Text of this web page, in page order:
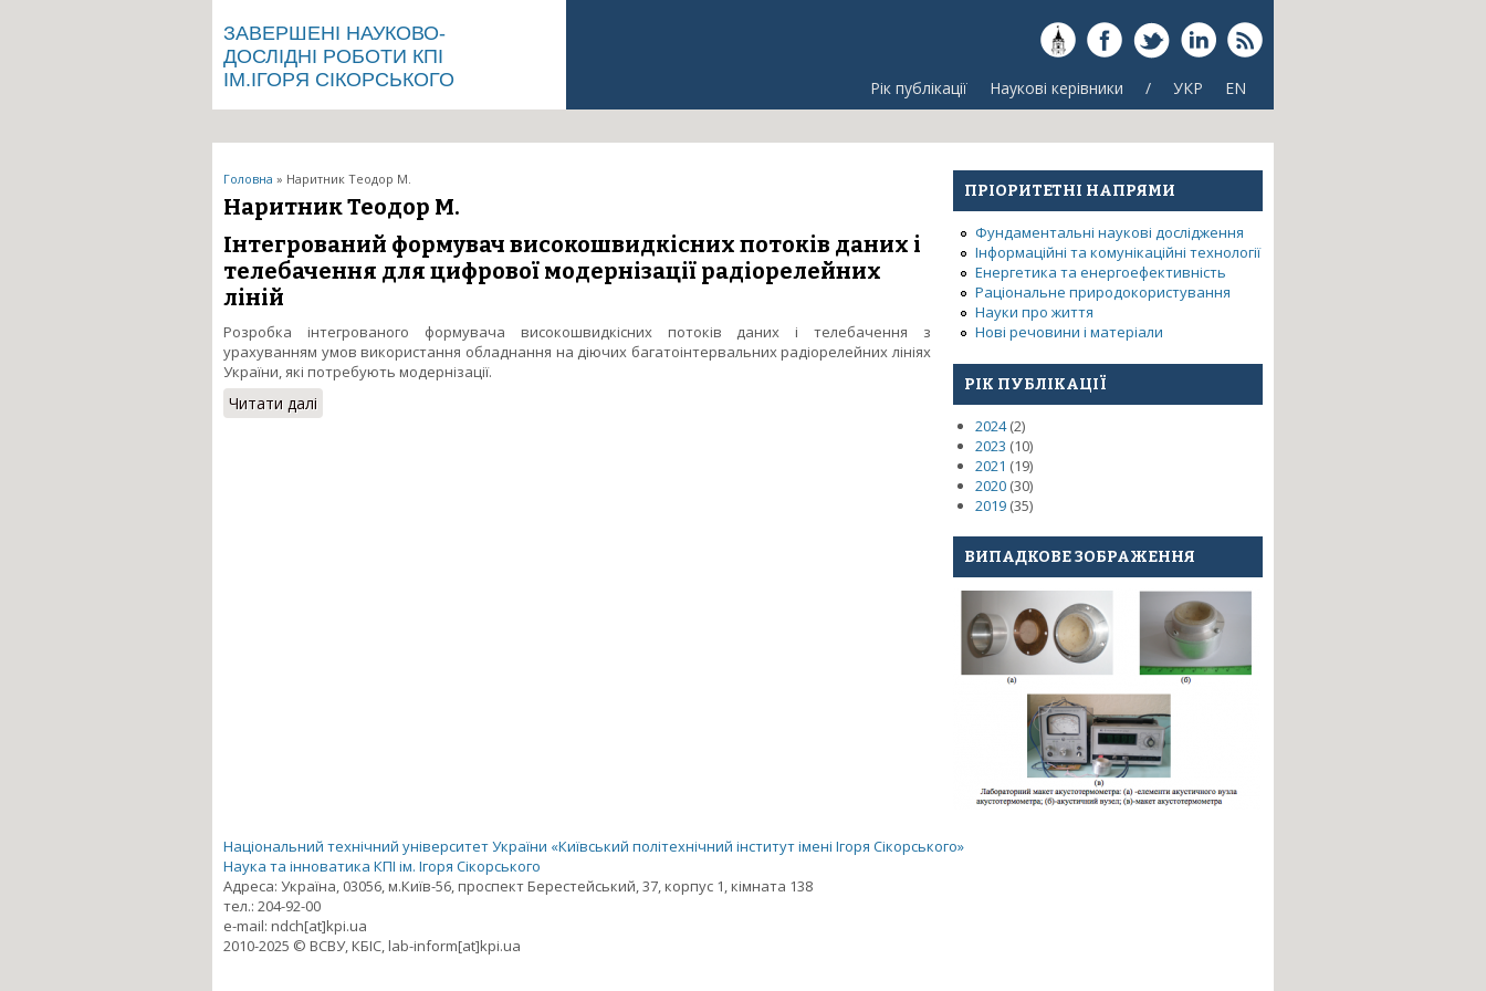
ЗАВЕРШЕНІ НАУКОВО-
ДОСЛІДНІ РОБОТИ КПІ
ІМ.ІГОРЯ СІКОРСЬКОГО
Рік публікації Наукові керівники / УКР EN
Ви є тут
Головна » Наритник Теодор М.
Наритник Теодор М.
Інтегрований формувач високошвидкісних потоків даних і
телебачення для цифрової модернізації радіорелейних
ліній
Розробка інтегрованого формувача високошвидкісних потоків даних і телебачення з
урахуванням умов використання обладнання на діючих багатоінтервальних радіорелейних лініях
України, які потребують модернізації.
Читати далі про Інтегрований формувач високошвидкісних потоків даних і телебачення для цифрової модернізації радіорелейних ліній
ПРІОРИТЕТНІ НАПРЯМИ
Фундаментальні наукові дослідження
Інформаційні та комунікаційні технології
Енергетика та енергоефективність
Раціональне природокористування
Науки про життя
Нові речовини і матеріали
РІК ПУБЛІКАЦІЇ
2024(2)
2023 (10)
2021 (19)
2020 (30)
2019 (35)
ВИПАДКОВЕ ЗОБРАЖЕННЯ
Національний технічний університет України «Київський політехнічний інститут імені Ігоря Сікорського»
Наука та інноватика КПІ ім. Ігоря Сікорського
Адреса: Україна, 03056, м.Київ-56, проспект Берестейський, 37, корпус 1, кімната 138
тел.: 204-92-00
e-mail: ndch[at]kpi.ua
2010-2025 © ВСВУ, КБІС, lab-inform[at]kpi.ua